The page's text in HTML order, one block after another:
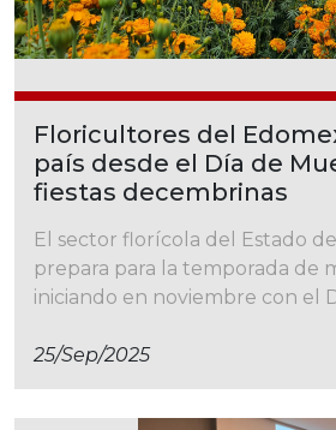
Floricultores del
país desde el Día de
fiestas decembrinas
El sector florícola del Estado
prepara para la temporada de
iniciando en noviembre con el
25/sep/2025